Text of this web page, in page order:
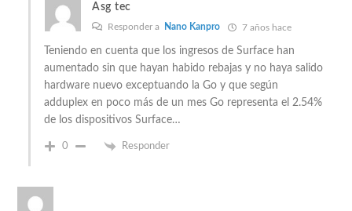
Asg tec
Responder a Nano Kanpro 7 años hace
Teniendo en cuenta que los ingresos de Surface han
aumentado sin que hayan habido rebajas y no haya salido
hardware nuevo exceptuando la Go y que según
adduplex en poco más de un mes Go representa el 2.54%
de los dispositivos Surface…
0 Responder